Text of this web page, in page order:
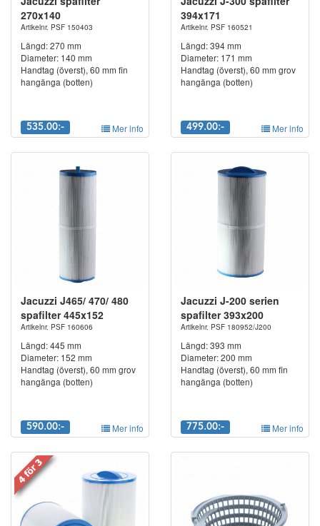
270x140
Artikelnr. PSF 150403
Längd: 270 mm
Diameter: 140 mm
Handtag (överst), 60 mm fin
hangänga (botten)
535.00:- Mer info
394x171
Artikelnr. PSF 160521
Längd: 394 mm
Diameter: 171 mm
Handtag (överst), 60 mm grov
hangänga (botten)
499.00:- Mer info
Jacuzzi J465/ 470/ 480
spafilter 445x152
Artikelnr. PSF 160606
Längd: 445 mm
Diameter: 152 mm
Handtag (överst), 60 mm grov
hangänga (botten)
590.00:- Mer info
Jacuzzi J-200 serien
spafilter 393x200
Artikelnr. PSF 180952/J200
Längd: 393 mm
Diameter: 200 mm
Handtag (överst), 60 mm fin
hangänga (botten)
775.00:- Mer info